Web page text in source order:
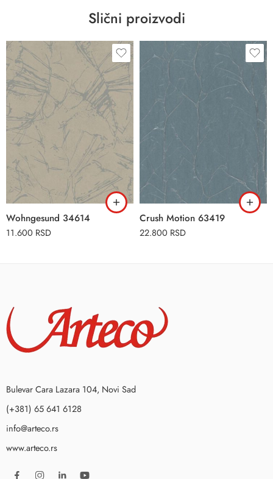
Slični proizvodi
Wohngesund 34614
11.600 RSD
Crush Motion 63419
22.800 RSD
Bulevar Cara Lazara 104, Novi Sad
(+381) 65 641 6128
info@arteco.rs
www.arteco.rs